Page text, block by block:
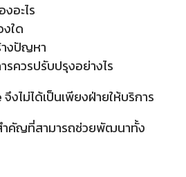
อะไร
ใด
งปัญหา
รควรปรับปรุงอย่างไร
งไม่ได้เป็นเพียงฝ่ายให้บริการ
คัญที่สามารถช่วยพัฒนาทั้ง